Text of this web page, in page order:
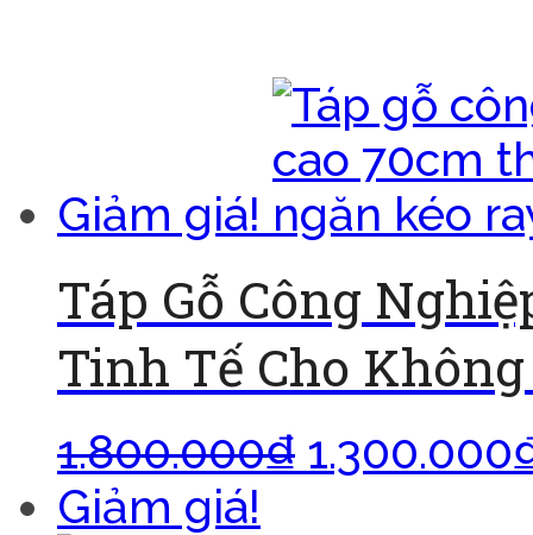
Giảm giá!
Táp Gỗ Công
Tinh Tế Cho
1.800.000₫ 1.300.000
Giảm giá!